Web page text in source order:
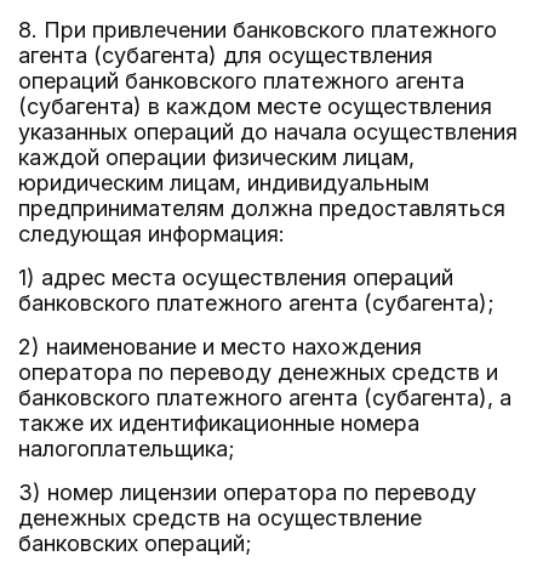
8. При привлечении банковского платежного
агента (субагента) для осуществления
операций банковского платежного агента
(субагента) в каждом месте осуществления
указанных операций до начала осуществления
каждой операции физическим лицам,
юридическим лицам, индивидуальным
предпринимателям должна предоставляться
следующая информация:
1) адрес места осуществления операций
банковского платежного агента (субагента);
2) наименование и место нахождения
оператора по переводу денежных средств и
банковского платежного агента (субагента), а
также их идентификационные номера
налогоплательщика;
3) номер лицензии оператора по переводу
денежных средств на осуществление
банковских операций;